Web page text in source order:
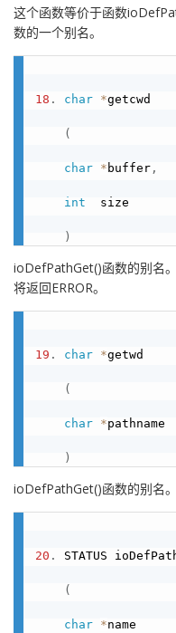
这个函数等价于函数
数的一个别名。
18 . char *getcwd
(
char * buffer ,
int
  size
)
ioDefPathGet()函数的别名
将返回ERROR。
19 . char *getwd
(
char *pathname
)
ioDefPathGet()函数的别名。
20 . STATUS
(
char *name